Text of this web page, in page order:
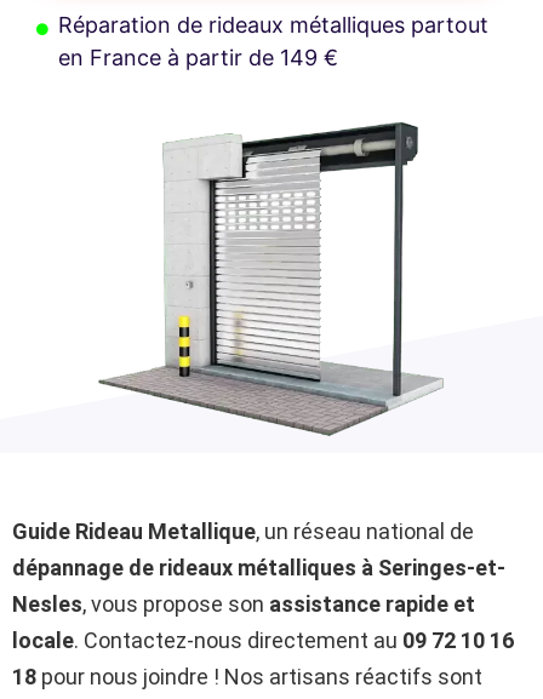
Réparation de rideaux métalliques partout
en France à partir de 149 €
Guide Rideau Metallique, un réseau national de
dépannage de rideaux métalliques à Seringes-et-
Nesles, vous propose son assistance rapide et
locale. Contactez-nous directement au 09 72 10 16
18 pour nous joindre ! Nos artisans réactifs sont